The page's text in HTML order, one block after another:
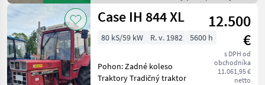
Case IH
Case IH 844 XL
12.500
€
s DPH od
obchodníka
11.061,95 €
netto
80 kS/59 kW R. v. 1982 5600 h
Pohon: Zadné koleso
Traktory Tradičný traktor